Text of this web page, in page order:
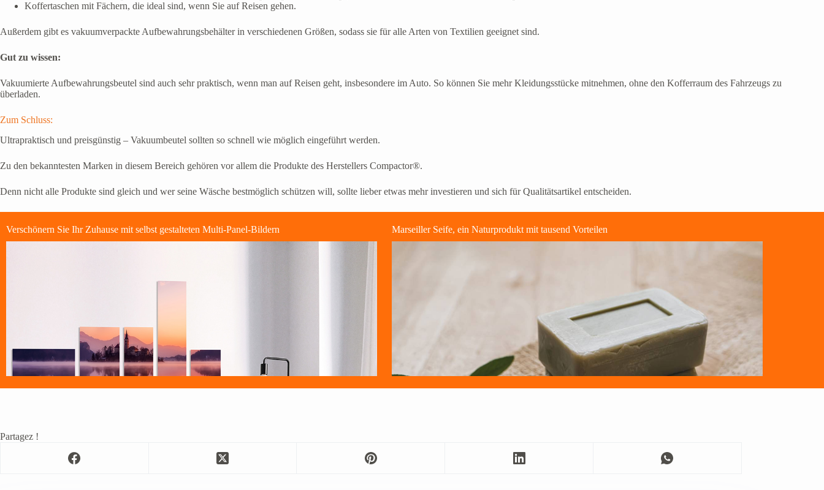
Koffertaschen mit Fächern, die ideal sind, wenn Sie auf Reisen gehen.
Außerdem gibt es vakuumverpackte Aufbewahrungsbehälter in verschiedenen Größen, sodass sie für alle Arten von Textilien geeignet sind.
Gut zu wissen:
Vakuumierte Aufbewahrungsbeutel sind auch sehr praktisch, wenn man auf Reisen geht, insbesondere im Auto. So können Sie mehr Kleidungsstücke mitnehmen, ohne den Kofferraum des Fahrzeugs zu
überladen.
Zum Schluss:
Ultrapraktisch und preisgünstig – Vakuumbeutel sollten so schnell wie möglich eingeführt werden.
Zu den bekanntesten Marken in diesem Bereich gehören vor allem die Produkte des Herstellers Compactor®.
Denn nicht alle Produkte sind gleich und wer seine Wäsche bestmöglich schützen will, sollte lieber etwas mehr investieren und sich für Qualitätsartikel entscheiden.
Verschönern Sie Ihr Zuhause mit selbst gestalteten Multi-Panel-Bildern Marseiller Seife, ein Naturprodukt mit tausend Vorteilen
Partagez !